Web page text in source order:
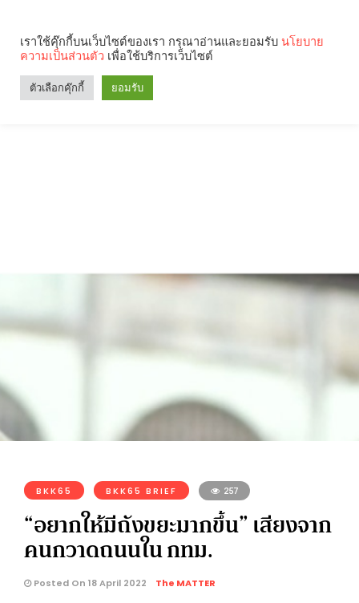
BKK65 BKK65 BRIEF 257
“อยากให้มีถังขยะมากขึ้น” เสียงจาก
คนกวาดถนนใน กทม.
Posted On 18 April 2022 The MATTER
เราใช้คุ๊กกี้บนเว็บไซต์ของเรา กรุณาอ่านและยอมรับ นโยบาย
ความเป็นส่วนตัว เพื่อใช้บริการเว็บไซต์
ตัวเลือกคุ๊กกี้ ยอมรับ